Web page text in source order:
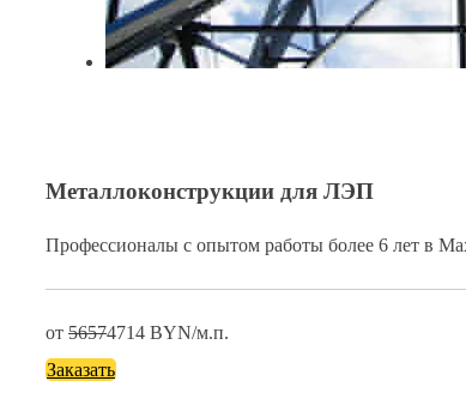
Металлоконструкции для ЛЭП
Профессионалы с опытом работы более 6 лет в
от 56574714 BYN/м.п.
Заказать